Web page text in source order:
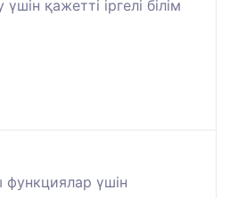
қажетті іргелі білім
үшін